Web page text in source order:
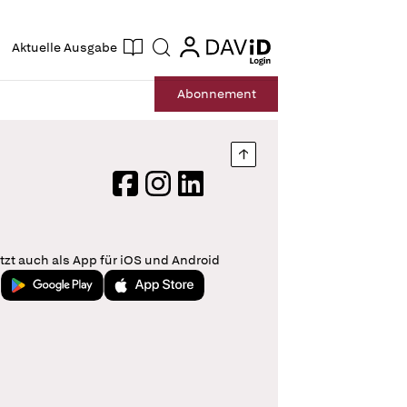
Aktuelle Ausgabe Suche login
login
Abonnement
Nach oben springen
FacebookInstagram
LinkedIn
auch als App für iOS und Android
Jetzt bei Google PlayLaden im App Store